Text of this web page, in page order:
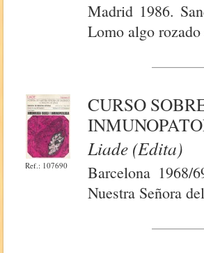
Madrid 1986.
Lomo algo
Ref.: 107690
CURSO
Liade (Edita)
Barcelona 1968/
Nuestra Señora